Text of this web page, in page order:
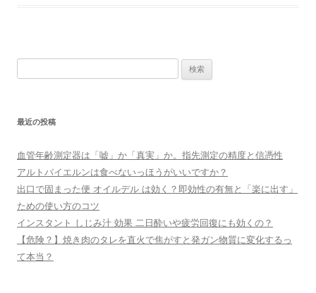
最近の投稿
血管年齢測定器は「嘘」か「真実」か。指先測定の精度と信憑性
アルトバイエルンは食べないっほうがいいですか？
出口で固まった便 オイルデル は効く？即効性の有無と「楽に出す」
ための使い方のコツ
インスタント しじみ汁 効果 二日酔いや疲労回復にも効くの？
【危険？】焼き肉のタレを直火で焦がすと発ガン物質に変化するっ
て本当？